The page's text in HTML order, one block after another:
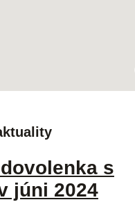
s
júni 2024